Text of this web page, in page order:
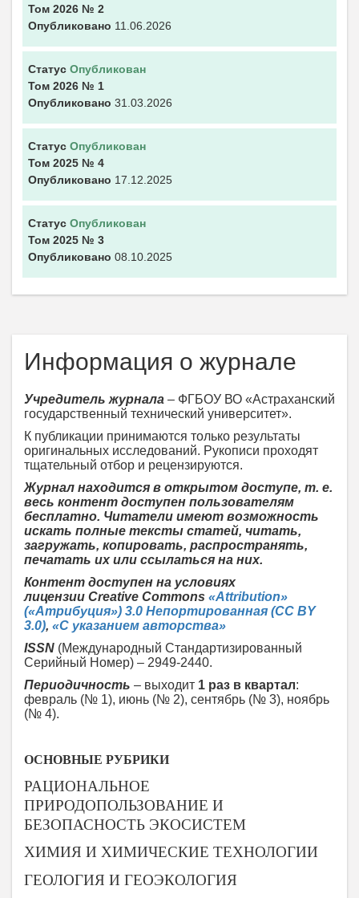
Том 2026 № 2
Опубликовано 11.06.2026
Статус Опубликован
Том 2026 № 1
Опубликовано 31.03.2026
Статус Опубликован
Том 2025 № 4
Опубликовано 17.12.2025
Статус Опубликован
Том 2025 № 3
Опубликовано 08.10.2025
Информация о журнале
Учредитель журнала – ФГБОУ ВО «Астраханский
государственный технический университет».
К публикации принимаются только результаты
оригинальных исследований. Рукописи проходят
тщательный отбор и рецензируются.
Журнал находится в открытом доступе, т. е.
весь контент доступен пользователям
бесплатно. Читатели имеют возможность
искать полные тексты статей, читать,
загружать, копировать, распространять,
печатать их или ссылаться на них.
Контент доступен на условиях
лицензии Creative Commons «Attribution»
(«Атрибуция») 3.0 Непортированная (CC BY
3.0), «С указанием авторства»
ISSN (Международный Стандартизированный
Серийный Номер) – 2949-2440.
Периодичность – выходит 1 раз в квартал:
февраль (№ 1), июнь (№ 2), сентябрь (№ 3), ноябрь
(№ 4).
ОСНОВНЫЕ РУБРИКИ
РАЦИОНАЛЬНОЕ
ПРИРОДОПОЛЬЗОВАНИЕ И
БЕЗОПАСНОСТЬ ЭКОСИСТЕМ
ХИМИЯ И ХИМИЧЕСКИЕ ТЕХНОЛОГИИ
ГЕОЛОГИЯ И ГЕОЭКОЛОГИЯ